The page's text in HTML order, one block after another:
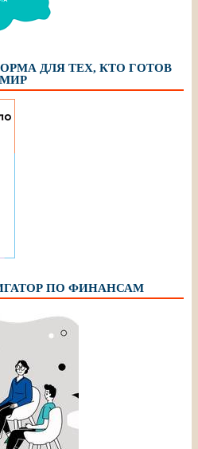
ДЛЯ ТЕХ, КТО ГОТОВ
ПО ФИНАНСАМ